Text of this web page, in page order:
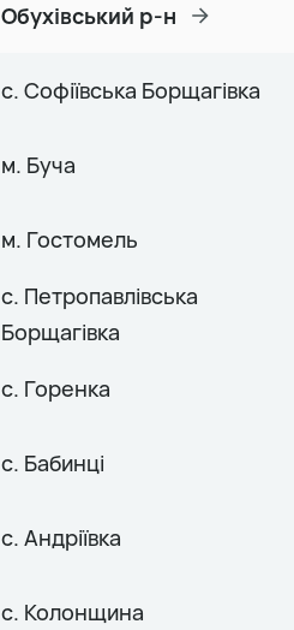
Обухівський р-н
с. Софіївська Борщагівка
м. Буча
м. Гостомель
с. Петропавлівська
Борщагівка
с. Горенка
с. Бабинці
с. Андріївка
с. Колонщина